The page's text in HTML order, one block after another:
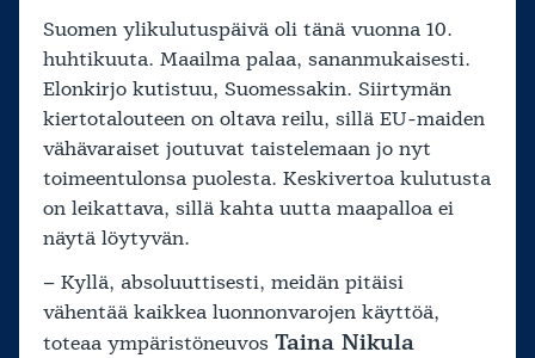
Suomen ylikulutuspäivä oli tänä vuonna 10.
huhtikuuta. Maailma palaa, sananmukaisesti.
Elonkirjo kutistuu, Suomessakin. Siirtymän
kiertotalouteen on oltava reilu, sillä EU-maiden
vähävaraiset joutuvat taistelemaan jo nyt
toimeentulonsa puolesta. Keskivertoa kulutusta
on leikattava, sillä kahta uutta maapalloa ei
näytä löytyvän.
– Kyllä, absoluuttisesti, meidän pitäisi
vähentää kaikkea luonnonvarojen käyttöä,
toteaa ympäristöneuvos Taina Nikula